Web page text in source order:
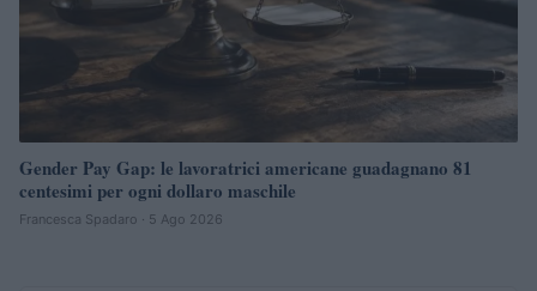
Gender Pay Gap: le lavoratrici americane guadagnano 81
centesimi per ogni dollaro maschile
Francesca Spadaro · 5 Ago 2026